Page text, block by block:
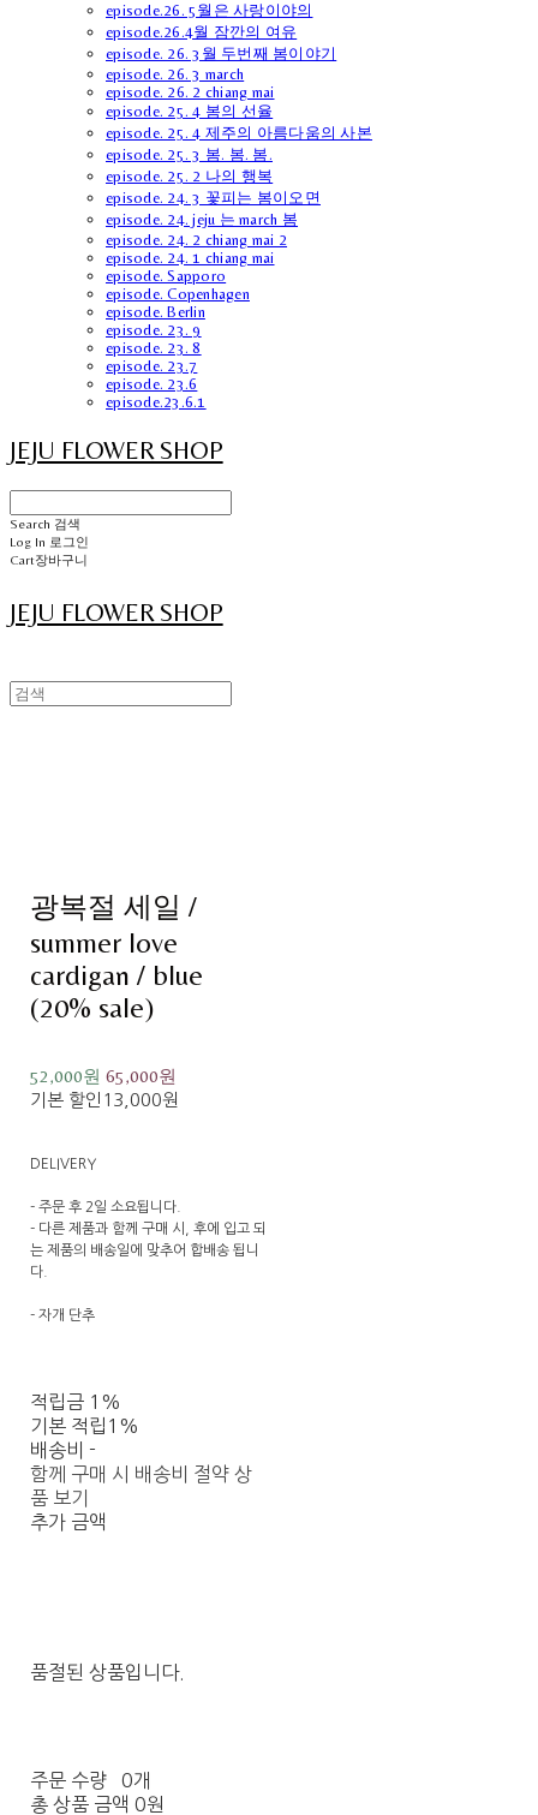
episode.26. 5월은 사랑이야의
episode.26.4월 잠깐의 여유
episode. 26. 3월 두번째 봄이야기
episode. 26. 3 march
episode. 26. 2 chiang mai
episode. 25. 4 봄의 선율
episode. 25. 4 제주의 아름다움의 사본
episode. 25. 3 봄. 봄. 봄.
episode. 25. 2 나의 행복
episode. 24. 3 꽃피는 봄이오면
episode. 24. jeju 는 march 봄
episode. 24. 2 chiang mai 2
episode. 24. 1 chiang mai
episode. Sapporo
episode. Copenhagen
episode. Berlin
episode. 23. 9
episode. 23. 8
episode. 23.7
episode. 23.6
episode.23.6.1
JEJU FLOWER SHOP
Search 검색
Log In 로그인
Cart장바구니
JEJU FLOWER SHOP
광복절 세일 /
summer love
cardigan / blue
(20% sale)
52,000원65,000원
기본 할인 13,000원
DELIVERY
- 주문 후 2일 소요됩니다.
- 다른 제품과 함께 구매 시, 후에 입고 되
는 제품의 배송일에 맞추어 합배송 됩니
다.
- 자개 단추
적립금 1%
기본 적립 1%
배송비 -
함께 구매 시 배송비 절약 상
품 보기
추가 금액
품절된 상품입니다.
주문 수량
0개
총 상품 금액 0원